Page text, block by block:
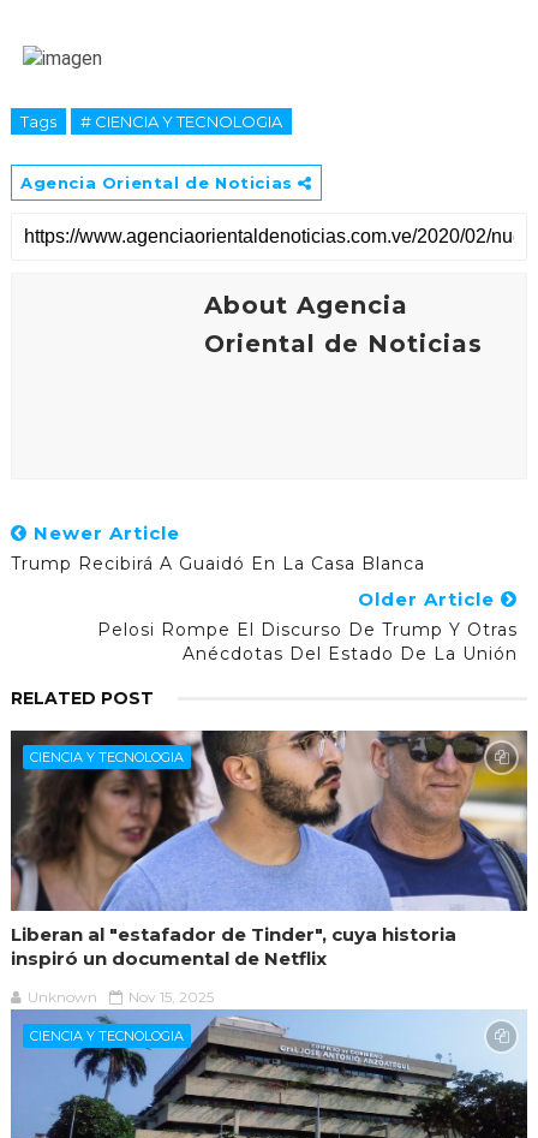
Tags # CIENCIA Y TECNOLOGIA
Agencia Oriental de Noticias
About Agencia
Oriental de Noticias
Newer Article
Trump Recibirá A Guaidó En La Casa Blanca
Older Article
Pelosi Rompe El Discurso De Trump Y Otras
Anécdotas Del Estado De La Unión
RELATED POST
CIENCIA Y TECNOLOGIA
Liberan al "estafador de Tinder", cuya historia
inspiró un documental de Netflix
Unknown Nov 15, 2025
CIENCIA Y TECNOLOGIA